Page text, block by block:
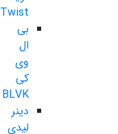
Twist
بی
ال
وی
کی
BLVK
دینر
لیدی